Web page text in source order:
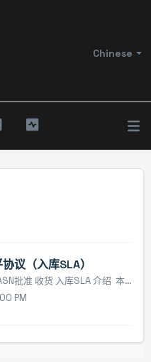
Chinese
议（入库SLA）
目录 介绍 ASN提交 发货准备 ASN批准 收货 入库SLA 介绍 本文件涵盖Locad新加坡仓库的入库服务水平协议 (SLA)。在向我们发送货件时，请参考此最新指南。请注意，Locad 保留随时修改该指南的权利，持续优化客户体验。 ASN 提交 请在货物出库前提交预约...
PM